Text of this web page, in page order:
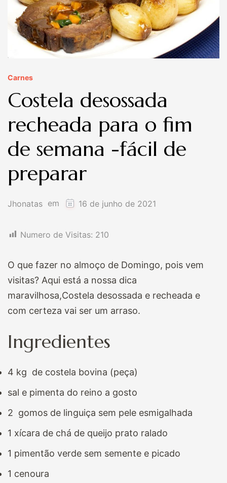
Carnes
Costela desossada
recheada para o fim
de semana -fácil de
preparar
Jhonatas em 16 de junho de 2021
Numero de Visitas: 210
O que fazer no almoço de Domingo, pois vem
visitas? Aqui está a nossa dica
maravilhosa,Costela desossada e recheada e
com certeza vai ser um arraso.
Ingredientes
4 kg de costela bovina (peça)
sal e pimenta do reino a gosto
2 gomos de linguiça sem pele esmigalhada
1 xícara de chá de queijo prato ralado
1 pimentão verde sem semente e picado
1 cenoura